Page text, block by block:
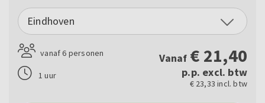
Eindhoven
vanaf 6 personen
1 uur
Vanaf € 21,40
p.p. excl. btw
€ 23,33 incl. btw